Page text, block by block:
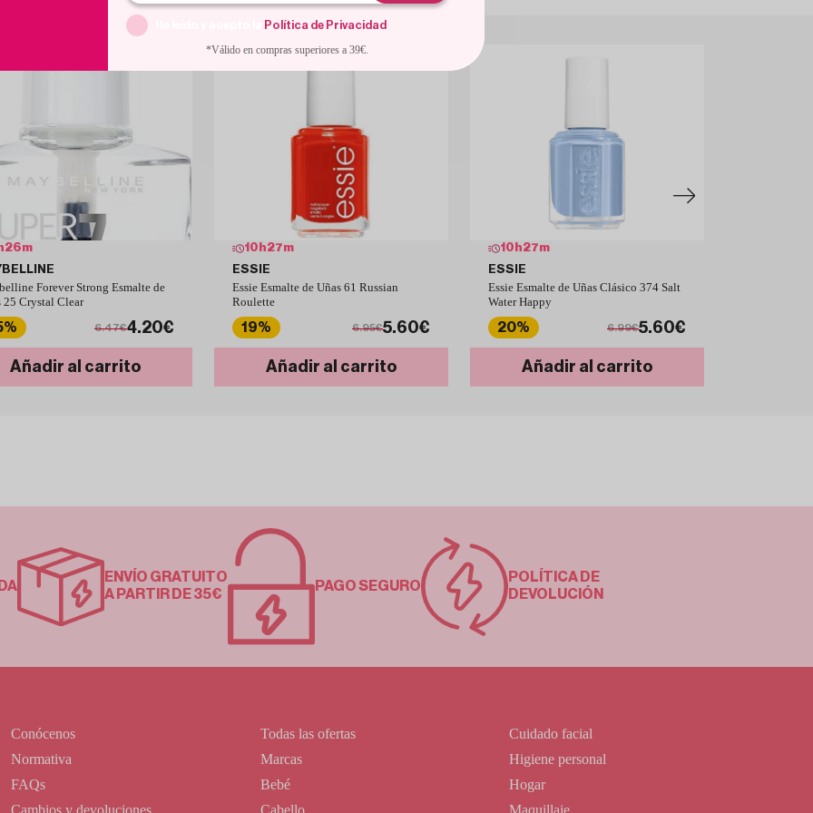
26m
Forever Strong Esmalte de
25 Crystal Clear
6.47€4.20€
Añadir al carrito
10 h27m
ESSIE
Essie Esmalte de Uñas 61 Russian
Roulette
19% 6.95€5.60€
Añadir al carrito
10 h27m
ESSIE
Essie Esmalte de Uñas Clásico 374 Salt
Water Happy
20% 6.99€5.60€
Añadir al carrito
ENVÍO GRATUITO
A PARTIR DE 35€
PAGO SEGURO
POLÍTICA DE
DEVOLUCIÓN
Conócenos
Normativa
FAQs
Todas las ofertas
Marcas
Bebé
Cuidado facial
Higiene personal
Hogar
Política de Privacidad
*Válido en compras superiores a 39€.